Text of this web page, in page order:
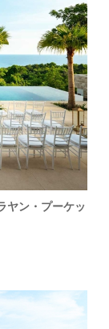
ン・プーケッ